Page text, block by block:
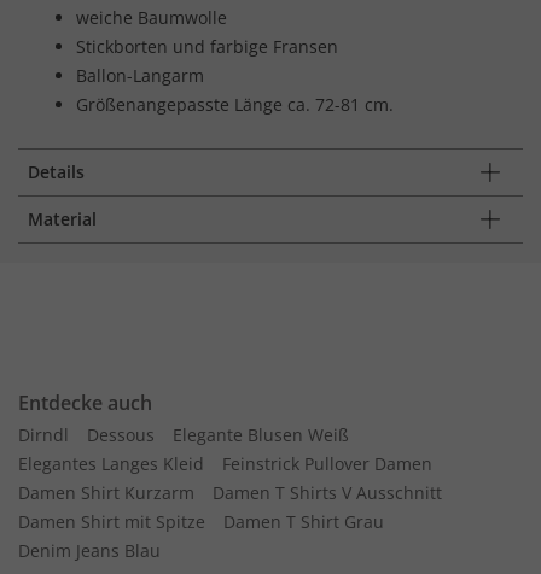
weiche Baumwolle
Stickborten und farbige Fransen
Ballon-Langarm
Größenangepasste Länge ca. 72-81 cm.
Details
Material
Entdecke auch
Dirndl Dessous
Elegante Blusen Weiß
Elegantes Langes Kleid
Feinstrick Pullover Damen
Damen Shirt Kurzarm
Damen T Shirts V Ausschnitt
Damen Shirt mit Spitze
Damen T Shirt Grau
Denim Jeans Blau